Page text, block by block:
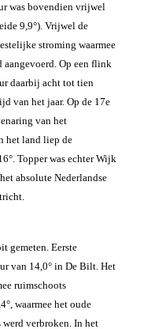
was bovendien vrijwel
9,9°). Vrijwel de
stroming waarmee
aangevoerd. Op een flink
daarbij acht tot tien
van het jaar. Op de 17e
van het
het land liep de
Topper was echter Wijk
absolute Nederlandse
gemeten. Eerste
van 14,0° in De Bilt. Het
ruimschoots
waarmee het oude
verbroken. In het